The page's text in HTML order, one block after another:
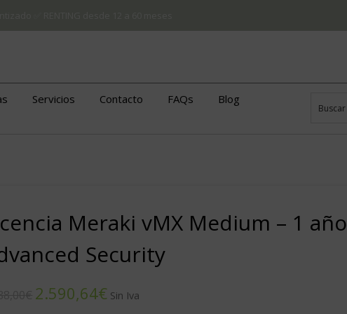
Servicios Contacto FAQs
Blog
Meraki vMX Medium – 1 año
Security
2.590,64€